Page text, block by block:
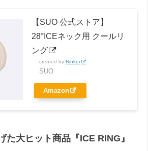
【SUO 公式ストア】
28°ICEネック用 クールリ
ング
created by Rinker
SUO
Amazon
た大ヒット商品『ICE RING』